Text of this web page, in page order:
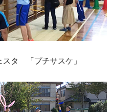
スタ 「プチサスケ」